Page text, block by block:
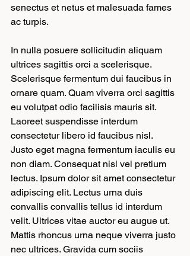
senectus et netus et malesuada fames
ac turpis.
In nulla posuere sollicitudin aliquam
ultrices sagittis orci a scelerisque.
Scelerisque fermentum dui faucibus in
ornare quam. Quam viverra orci sagittis
eu volutpat odio facilisis mauris sit.
Laoreet suspendisse interdum
consectetur libero id faucibus nisl.
Justo eget magna fermentum iaculis eu
non diam. Consequat nisl vel pretium
lectus. Ipsum dolor sit amet consectetur
adipiscing elit. Lectus urna duis
convallis convallis tellus id interdum
velit. Ultrices vitae auctor eu augue ut.
Mattis rhoncus urna neque viverra justo
nec ultrices. Gravida cum sociis